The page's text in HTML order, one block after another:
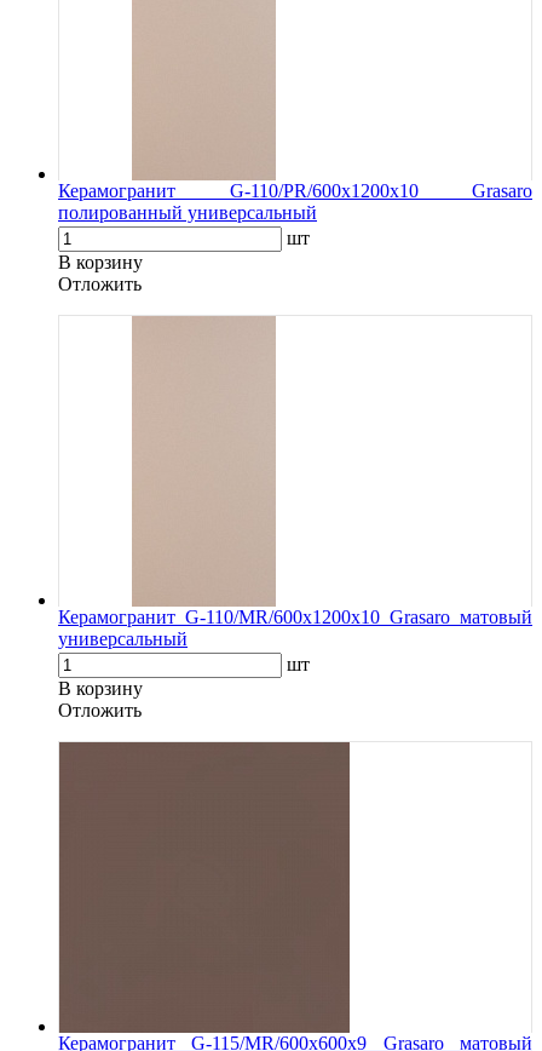
Керамогранит G-110/PR/600x1200x10 Grasaro
полированный универсальный
шт
В корзину
Oтложить
Керамогранит G-110/MR/600x1200x10 Grasaro матовый
универсальный
шт
В корзину
Oтложить
Керамогранит G-115/MR/600x600x9 Grasaro матовый